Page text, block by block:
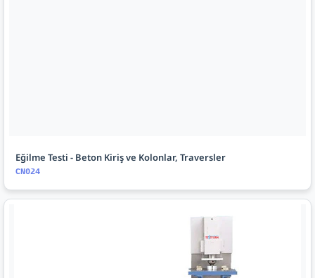
Eğilme Testi - Beton Kiriş ve Kolonlar, Traversler
CN024